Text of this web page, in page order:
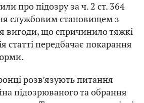
про підозру за ч. 2 ст. 364
службовим становищем з
вигоди, що спричинило тяжкі
статті передбачає покарання
розв’язують питання
підозрюваного та обрання